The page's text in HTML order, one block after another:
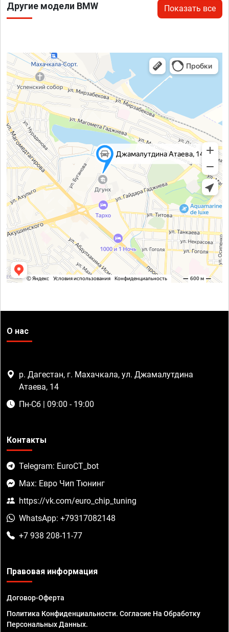
Другие модели BMW Показать все
О нас
р. Дагестан, г. Махачкала, ул. Джамалутдина
Атаева, 14
Пн-Сб | 09:00 - 19:00
Контакты
Telegram: EuroCT_bot
Max: Евро Чип Тюнинг
https://vk.com/euro_chip_tuning
WhatsApp: +79317082148
+7 938 208-11-77
Правовая информация
Договор-Оферта
Политика Конфиденциальности. Согласие На Обработку
Персональных Данных.